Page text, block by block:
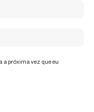
a próxima vez que eu